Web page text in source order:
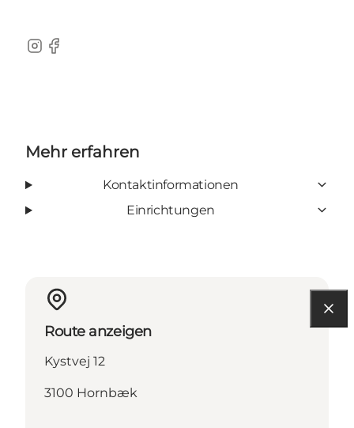
Instagram
Facebook
Mehr erfahren
Kontaktinformationen
Einrichtungen
Route anzeigen
Kystvej 12
3100 Hornbæk